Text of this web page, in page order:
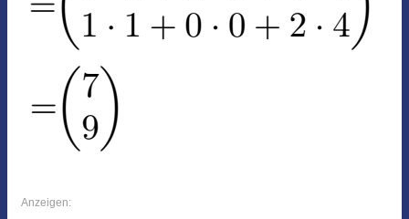
Anzeigen: